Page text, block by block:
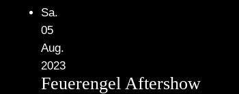
Sa.
05
Aug.
2023
Feuerengel Aftershow